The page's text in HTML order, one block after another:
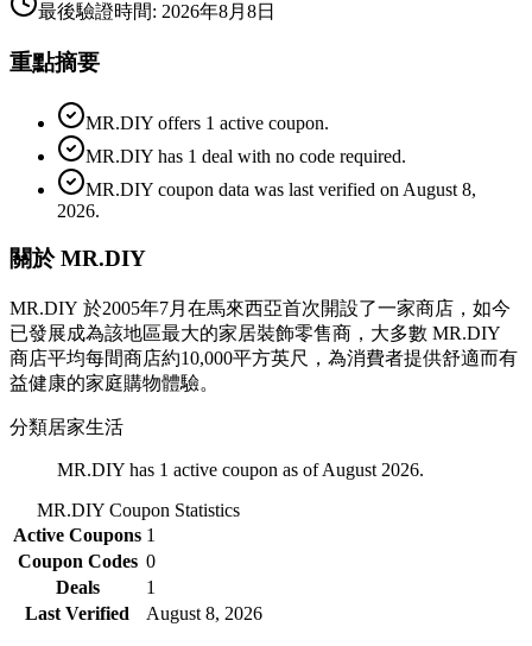
最後驗證時間: 2026年8月8日
重點摘要
MR.DIY offers 1 active coupon.
MR.DIY has 1 deal with no code required.
MR.DIY coupon data was last verified on August 8,
2026.
關於 MR.DIY
MR.DIY 於2005年7月在馬來西亞首次開設了一家商店，如今
已發展成為該地區最大的家居裝飾零售商，大多數 MR.DIY
商店平均每間商店約10,000平方英尺，為消費者提供舒適而有
益健康的家庭購物體驗。
分類居家生活
MR.DIY has 1 active coupon as of August 2026.
MR.DIYCoupon Statistics
Active Coupons 1
Coupon Codes 0
Deals
1
Last Verified
August 8, 2026